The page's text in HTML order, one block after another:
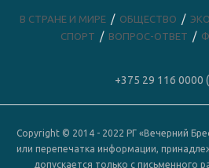
В СТРАНЕ И МИРЕ ОБЩЕСТВО
СПОРТ
ВОПРОС-ОТВЕТ
+375 29 116 0000
Copyright © 2014 - 2022 РГ «Вечерний
или перепечатка информации,
допускается только с письменного